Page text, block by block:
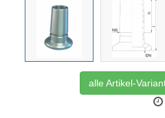
alle Artikel-